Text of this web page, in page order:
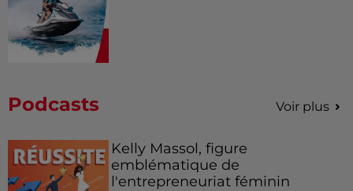
Podcasts Voir plus
Kelly Massol, figure
emblématique de
l'entrepreneuriat féminin